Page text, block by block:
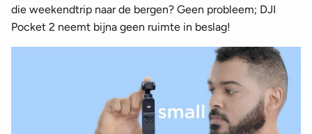
die weekendtrip naar de bergen? Geen probleem; DJI
Pocket 2 neemt bijna geen ruimte in beslag!